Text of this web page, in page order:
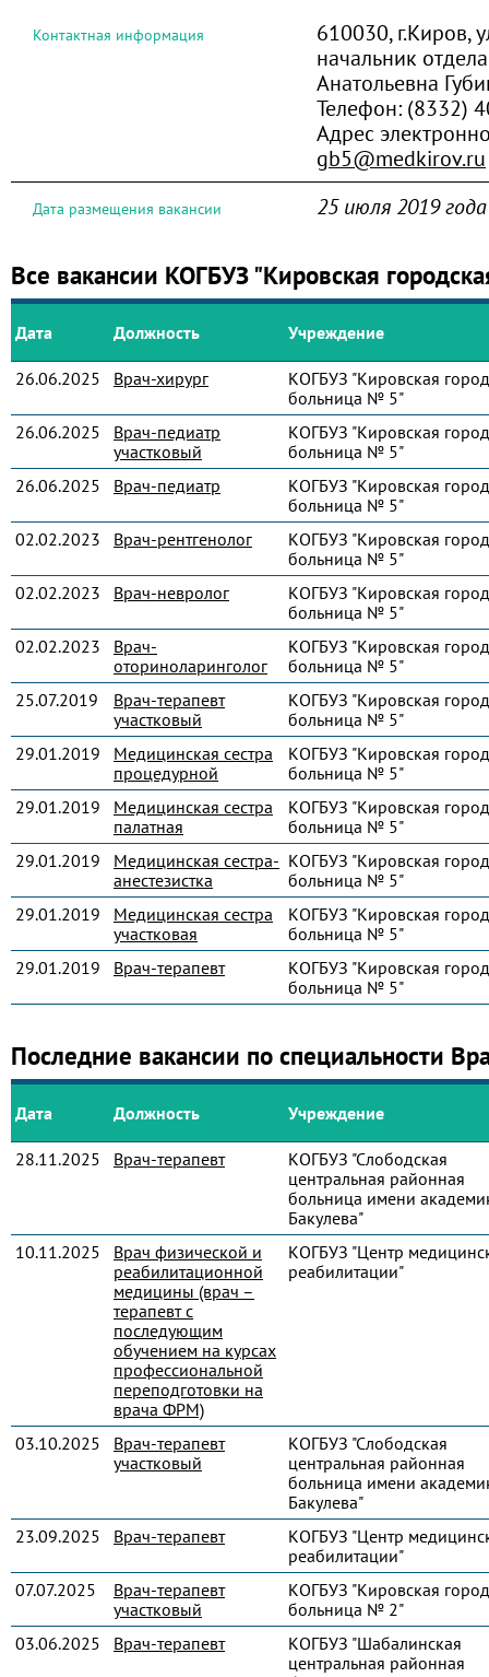
Контактная информация
610030, г.Киров,
начальник
Анатольевна
Телефон: (8332)
Адрес
gb5@medkirov.ru
Дата размещения вакансии 25 июля 2019 года
Все вакансии КОГБУЗ "Кировская
Дата Должность Учреждение
26.06.2025 Врач-хирург
КОГБУЗ "Кировская
больница № 5"
26.06.2025
Врач-педиатр
участковый
КОГБУЗ "Кировская
больница № 5"
26.06.2025
Врач-педиатр
КОГБУЗ "Кировская
больница № 5"
02.02.2023
Врач-рентгенолог
КОГБУЗ "Кировская
больница № 5"
02.02.2023
Врач-невролог
КОГБУЗ "Кировская
больница № 5"
02.02.2023
Врач-
оториноларинголог
КОГБУЗ "Кировская
больница № 5"
25.07.2019
Врач-терапевт
участковый
КОГБУЗ "Кировская
больница № 5"
29.01.2019
Медицинская сестра
процедурной
КОГБУЗ "Кировская
больница № 5"
29.01.2019
Медицинская сестра
палатная
КОГБУЗ "Кировская
больница № 5"
29.01.2019
Медицинская сестра-
анестезистка
КОГБУЗ "Кировская
больница № 5"
29.01.2019
Медицинская сестра
участковая
КОГБУЗ "Кировская
больница № 5"
29.01.2019
Врач-терапевт
КОГБУЗ "Кировская
больница № 5"
Последние вакансии по специальности
Дата Должность Учреждение
28.11.2025 Врач-терапевт
КОГБУЗ "Слободская
центральная районная
больница имени
Бакулева"
10.11.2025
Врач физической и
реабилитационной
медицины (врач –
терапевт с
последующим
обучением на курсах
профессиональной
переподготовки на
врача ФРМ)
КОГБУЗ "Центр
реабилитации"
03.10.2025
Врач-терапевт
участковый
КОГБУЗ "Слободская
центральная районная
больница имени
Бакулева"
23.09.2025
Врач-терапевт
КОГБУЗ "Центр
реабилитации"
07.07.2025
Врач-терапевт
участковый
КОГБУЗ "Кировская
больница № 2"
03.06.2025
Врач-терапевт
КОГБУЗ "Шабалинская
центральная районная